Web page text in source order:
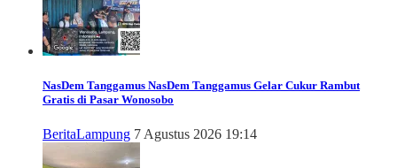
NasDem Tanggamus NasDem Tanggamus Gelar Cukur Rambut
Gratis di Pasar Wonosobo
BeritaLampung 7 Agustus 2026 19:14